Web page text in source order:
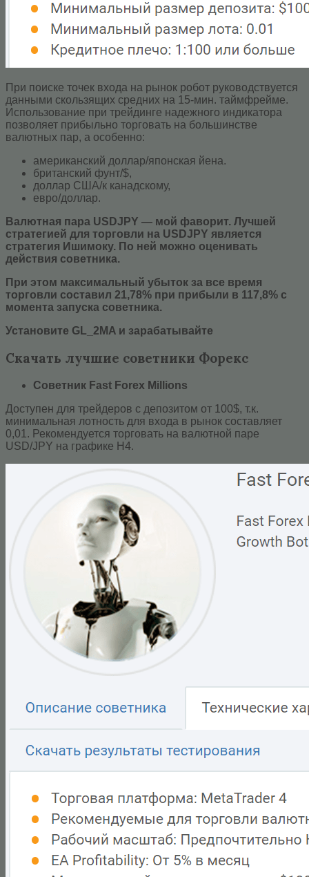
При поиске точек входа на рынок робот руководствуется
данными скользящих средних на 15-мин. таймфрейме.
Использование при трейдинге надежного индикатора
позволяет прибыльно торговать на большинстве
валютных пар, а особенно:
американский доллар/японская йена.
британский фунт/$,
доллар США/к канадскому,
евро/доллар.
Валютная пара USDJPY — мой фаворит. Лучшей
стратегией для торговли на USDJPY является
стратегия Ишимоку. По ней можно оценивать
действия советника.
При этом максимальный убыток за все время
торговли составил 21,78% при прибыли в 117,8% с
момента запуска советника.
Установите GL_2MA и зарабатывайте
Скачать лучшие советники Форекс
Советник Fast Forex Millions
Доступен для трейдеров с депозитом от 100$, т.к.
минимальная лотность для входа в рынок составляет
0,01. Рекомендуется торговать на валютной паре
USD/JPY на графике Н4.